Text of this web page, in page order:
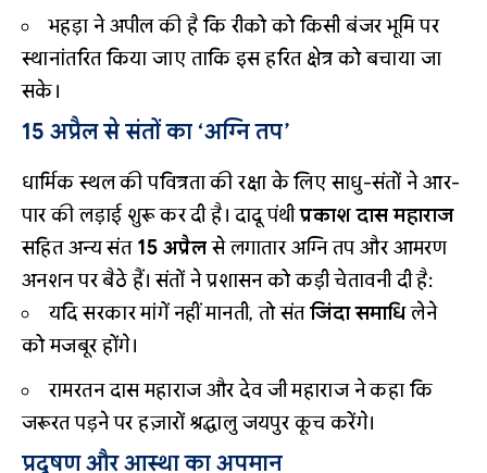
भहड़ा ने अपील की है कि रीको को किसी बंजर भूमि पर
स्थानांतरित किया जाए ताकि इस हरित क्षेत्र को बचाया जा
सके।
15 अप्रैल से संतों का ‘अग्नि तप’
धार्मिक स्थल की पवित्रता की रक्षा के लिए साधु-संतों ने आर-
पार की लड़ाई शुरू कर दी है। दादू पंथीप्रकाश दास महाराज
सहित अन्य संत 15 अप्रैलसे लगातार अग्नि तप और आमरण
अनशन पर बैठे हैं। संतों ने प्रशासन को कड़ी चेतावनी दी है:
यदि सरकार मांगें नहीं मानती, तो संतजिंदा समाधिलेने
को मजबूर होंगे।
रामरतन दास महाराज और देव जी महाराज ने कहा कि
जरूरत पड़ने पर हज़ारों श्रद्धालु जयपुर कूच करेंगे।
प्रदूषण और आस्था का अपमान